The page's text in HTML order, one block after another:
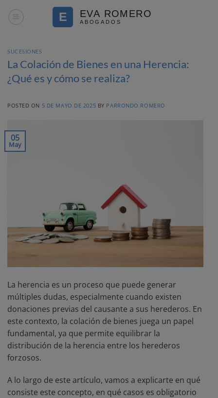
SUCESIONES
La Colación de Bienes en una Herencia:
¿Qué es y cómo se realiza?
POSTED ON 5 DE MAYO DE 2025 BY PARRONDO ROMERO
05
May
La herencia es un proceso que puede generar
múltiples dudas, especialmente cuando existen
donaciones previas del causante a sus herederos. En
este contexto, la colación de bienes juega un papel
fundamental, ya que permite equilibrar la
distribución de la herencia entre los herederos
forzosos.
A lo largo de este artículo, vamos a explicarte en qué
consiste este concepto, en qué casos es obligatorio